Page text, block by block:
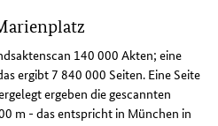
140 000 Akten; eine
ergibt 7 840 000 Seiten. Eine Seite
ergeben die gescannten
m - das entspricht in München in